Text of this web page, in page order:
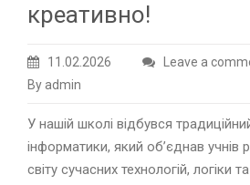
креативно!
11.02.2026
Leave a
By admin
У нашій школі відбувся
інформатики, який об’єднав учнів
світу сучасних технологій, логіки